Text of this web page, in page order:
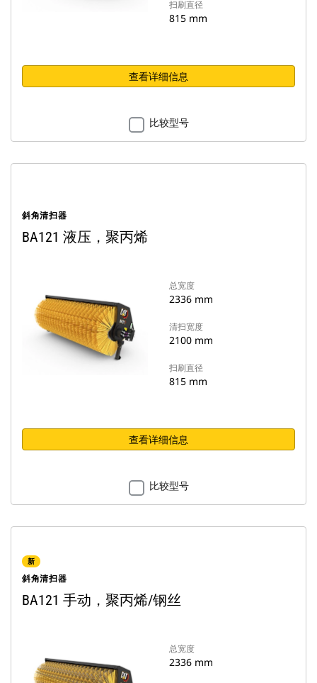
扫刷直径
815 mm
查看详细信息
比较型号
斜角清扫器
BA121 液压，聚丙烯
总宽度
2336 mm
清扫宽度
2100 mm
扫刷直径
815 mm
查看详细信息
比较型号
新
斜角清扫器
BA121 手动，聚丙烯/钢丝
总宽度
2336 mm